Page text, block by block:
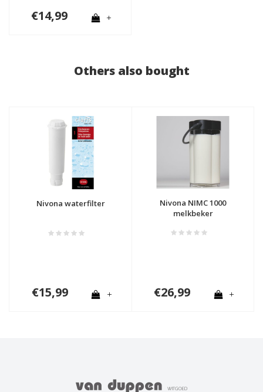
€14,99 +
Others also bought
Nivona waterfilter
€15,99 +
Nivona NIMC 1000
melkbeker
€26,99 +